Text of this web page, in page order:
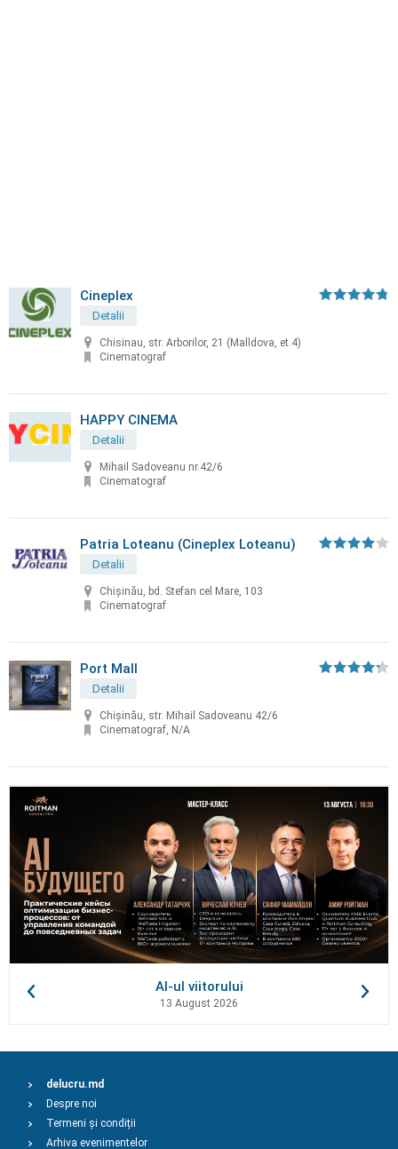
Cineplex
Detalii
Chisinau, str. Arborilor, 21 (Malldova, et.4)
Cinematograf
HAPPY CINEMA
Detalii
Mihail Sadoveanu nr.42/6
Cinematograf
Patria Loteanu (Cineplex Loteanu)
Detalii
Chişinău, bd. Stefan cel Mare, 103
Cinematograf
Port Mall
Detalii
Chișinău, str. Mihail Sadoveanu 42/6
Cinematograf, N/A
AI-ul viitorului
13 August 2026
delucru.md
Despre noi
Termeni și condiții
Arhiva evenimentelor